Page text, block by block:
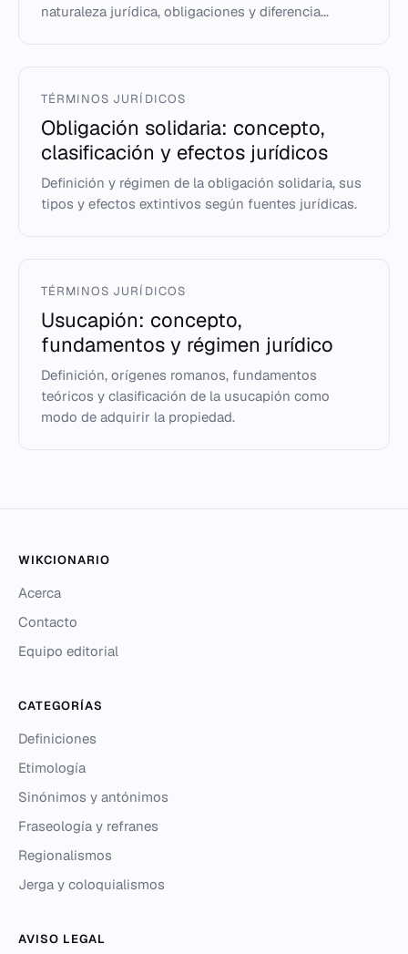
naturaleza jurídica, obligaciones y diferencia...
TÉRMINOS JURÍDICOS
Obligación solidaria: concepto,
clasificación y efectos jurídicos
Definición y régimen de la obligación solidaria, sus
tipos y efectos extintivos según fuentes jurídicas.
TÉRMINOS JURÍDICOS
Usucapión: concepto,
fundamentos y régimen jurídico
Definición, orígenes romanos, fundamentos
teóricos y clasificación de la usucapión como
modo de adquirir la propiedad.
WIKCIONARIO
Acerca
Contacto
Equipo editorial
CATEGORÍAS
Definiciones
Etimología
Sinónimos y antónimos
Fraseología y refranes
Regionalismos
Jerga y coloquialismos
AVISO LEGAL